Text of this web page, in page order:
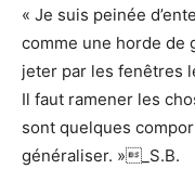
« Je suis peinée
comme une horde de
jeter par les fenêtres
Il faut ramener les
sont quelques
généraliser. »_S.B.